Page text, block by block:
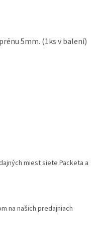
5mm. (1ks v balení)
miest siete Packeta a
na našich predajniach